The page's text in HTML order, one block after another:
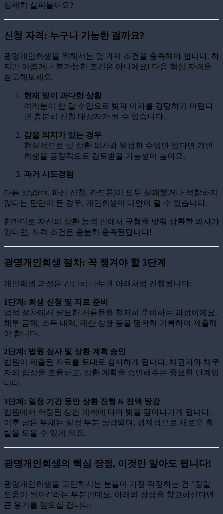
상세히 살펴볼까요?
신청 자격: 누구나 가능한 걸까요?
광명개인회생을 위해서는 몇 가지 조건을 충족해야 합니다. 하
지만 어렵거나 불가능한 조건은 아니에요! 다음 핵심 자격을
참고해보세요.
현재 빚이 과다한 상황
여러분이 한 달 수입으로 빚과 이자를 감당하기 어렵다
면 충분히 신청 대상자가 될 수 있습니다.
갚을 의지가 있는 경우
현실적으로 빚 상환 의사와 일정한 수입만 있다면 개인
회생을 긍정적으로 검토받을 가능성이 높아요.
과거 시도경험
다른 방법(ex. 파산 신청, 카드론)이 모두 실패했거나 적합하지
않다는 판단이 든 경우, 개인회생이 대안이 될 수 있습니다.
한마디로 자신의 상환 능력 안에서 균형을 맞춰 상환할 의사가
있다면, 자격 조건은 충분히 충족된답니다!
광명개인회생 절차: 꼭 챙겨야 할 3단계
개인회생 과정은 간단히 나누면 아래처럼 진행됩니다:
1단계: 회생 신청 및 자료 준비
법적 절차에서 필요한 서류들을 철저히 준비하는 과정이에요.
채무 금액, 소득 내역, 재산 상황 등을 명확히 기록하여 제출해
야 합니다.
2단계: 법원 심사 및 상환 계획 승인
법원이 제출된 자료를 토대로 심사하게 됩니다. 채권자와 채무
자의 입장을 조율하고, 상환 계획을 승인해주는 중요한 단계입
니다.
3단계: 일정 기간 동안 상환 진행 & 잔액 탕감
법원에서 확정된 상환 계획에 따라 빚을 갚아나가게 됩니다.
이후 남은 부채는 일정 부분 탕감되며, 경제적으로 새로운 출
발을 도울 수 있게 되죠.
광명개인회생의 핵심 장점, 이것만 알아도 됩니다!
광명개인회생을 고민하시는 분들이 가장 걱정하는 건 "정말
도움이 될까?"라는 부분인데요. 아래의 장점을 참고하신다면
큰 용기를 얻으실 겁니다: